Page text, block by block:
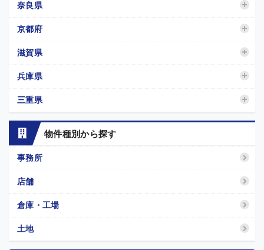
奈良県
京都府
滋賀県
兵庫県
三重県
物件種別から探す
事務所
店舗
倉庫・工場
土地